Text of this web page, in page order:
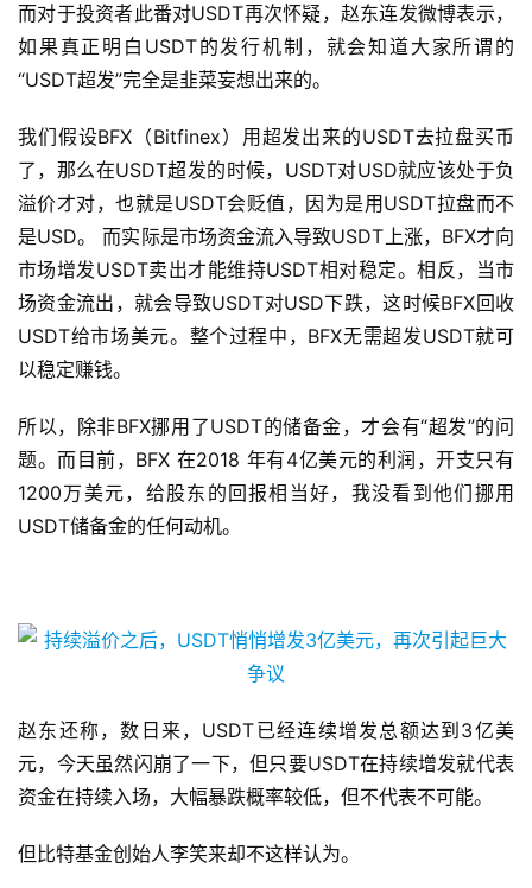
而对于投资者此番对USDT再次怀疑，赵东连发微博表示，
如果真正明白USDT的发行机制，就会知道大家所谓的
“USDT超发”完全是韭菜妄想出来的。
我们假设BFX（Bitfinex）用超发出来的USDT去拉盘买币
了，那么在USDT超发的时候，USDT对USD就应该处于负
溢价才对，也就是USDT会贬值，因为是用USDT拉盘而不
是USD。 而实际是市场资金流入导致USDT上涨，BFX才向
市场增发USDT卖出才能维持USDT相对稳定。相反，当市
场资金流出，就会导致USDT对USD下跌，这时候BFX回收
USDT给市场美元。整个过程中，BFX无需超发USDT就可
以稳定赚钱。
所以，除非BFX挪用了USDT的储备金，才会有“超发”的问
题。而目前，BFX 在2018 年有4亿美元的利润，开支只有
1200万美元，给股东的回报相当好，我没看到他们挪用
USDT储备金的任何动机。
赵东还称，数日来，USDT已经连续增发总额达到3亿美
元，今天虽然闪崩了一下，但只要USDT在持续增发就代表
资金在持续入场，大幅暴跌概率较低，但不代表不可能。
但比特基金创始人李笑来却不这样认为。